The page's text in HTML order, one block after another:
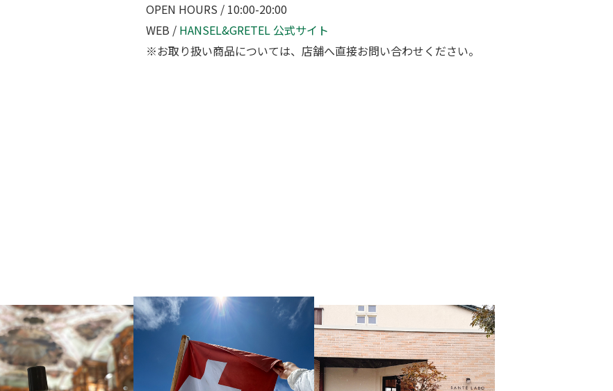
OPEN HOURS / 10:00-20:00
WEB / HANSEL&GRETEL 公式サイト
※お取り扱い商品については、店舗へ直接お問い合わせください。